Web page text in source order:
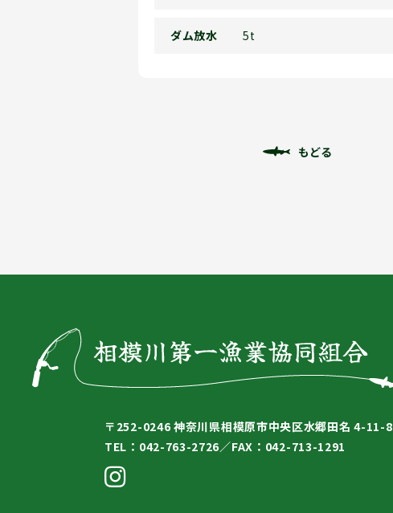
ダム放水 5t
もどる
〒252-0246 神奈川県相模原市中央区水郷田名 4-11-8
TEL：042-763-2726／FAX：042-713-1291